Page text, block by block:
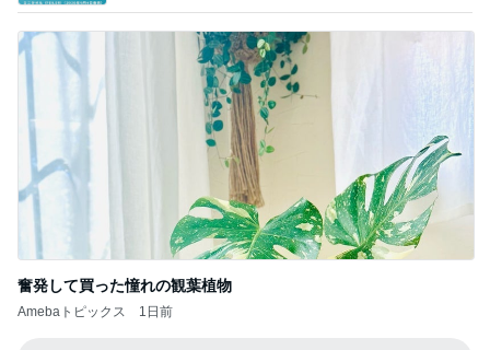
奮発して買った憧れの観葉植物
Amebaトピックス 1日前